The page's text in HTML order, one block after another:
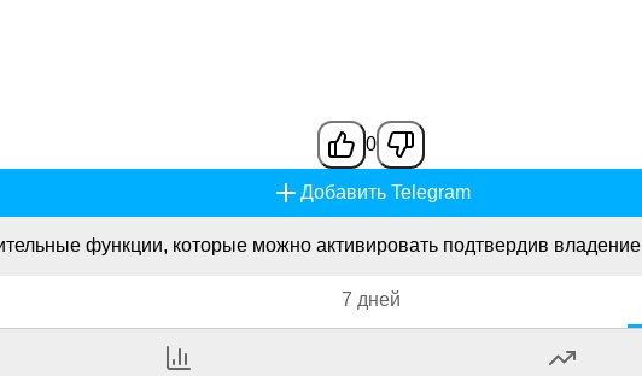
0
Добавить Telegram
функции, которые можно активировать подтвердив
7 дней